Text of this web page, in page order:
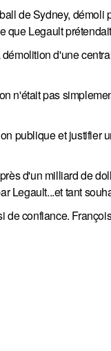
de Sydney,
que Legault
d'une
n'était pas
publique et justifier
d'un milliard de
Legault...et tant
confiance.